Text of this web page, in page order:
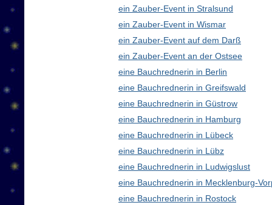
ein Zauber-Event in Stralsund
ein Zauber-Event in Wismar
ein Zauber-Event auf dem Darß
ein Zauber-Event an der Ostsee
eine Bauchrednerin in Berlin
eine Bauchrednerin in Greifswald
eine Bauchrednerin in Güstrow
eine Bauchrednerin in Hamburg
eine Bauchrednerin in Lübeck
eine Bauchrednerin in Lübz
eine Bauchrednerin in Ludwigslust
eine Bauchrednerin in Mecklenburg-
eine Bauchrednerin in Rostock